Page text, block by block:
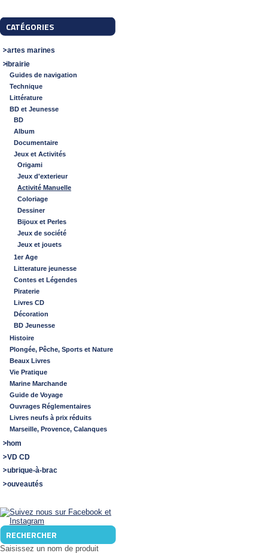
CATÉGORIES
Cartes marines
Librairie
Guides de navigation
Technique
Littérature
BD et Jeunesse
BD
Album
Documentaire
Jeux et Activités
Origami
Jeux d'exterieur
Activité Manuelle
Coloriage
Dessiner
Bijoux et Perles
Jeux de société
Jeux et jouets
1er Age
Litterature jeunesse
Contes et Légendes
Piraterie
Livres CD
Décoration
BD Jeunesse
Histoire
Plongée, Pêche, Sports et Nature
Beaux Livres
Vie Pratique
Marine Marchande
Guide de Voyage
Ouvrages Réglementaires
Livres neufs à prix réduits
Marseille, Provence, Calanques
Shom
DVD CD
Rubrique-à-brac
Nouveautés
RECHERCHER
Saisissez un nom de produit